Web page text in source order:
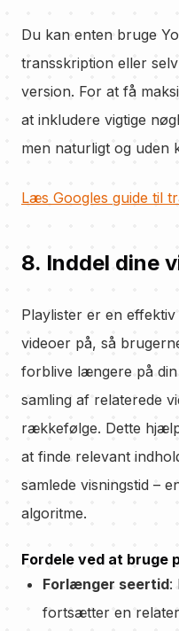
Du kan enten bruge
transskription eller
version. For at få
at inkludere vigtige
men naturligt og uden
Læs Googles guide til
8. Inddel dine
Playlister er en
videoer på, så
forblive længere på
samling af relaterede
rækkefølge. Dette
at finde relevant
samlede visningstid –
algoritme.
Fordele ved at bruge
Forlænger seertid:
fortsætter en